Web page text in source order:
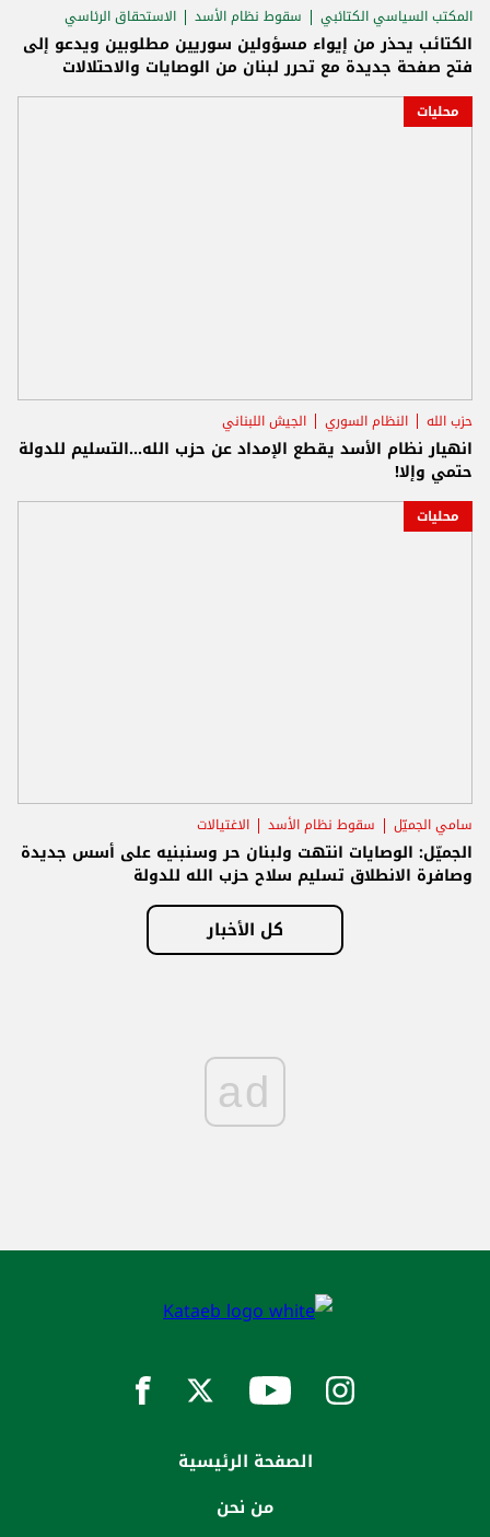
المكتب السياسي الكتائبي سقوط نظام الأسد الاستحقاق الرئاسي
الكتائب يحذر من إيواء مسؤولين سوريين مطلوبين ويدعو إلى
فتح صفحة جديدة مع تحرر لبنان من الوصايات والاحتلالات
محليات
حزب الله النظام السوري الجيش اللبناني
انهيار نظام الأسد يقطع الإمداد عن حزب الله...التسليم للدولة
حتمي وإلا!
محليات
سامي الجميّل سقوط نظام الأسد الاغتيالات
الجميّل: الوصايات انتهت ولبنان حر وسنبنيه على أسس جديدة
وصافرة الانطلاق تسليم سلاح حزب الله للدولة
كل الأخبار
ad
الصفحة الرئيسية
من نحن